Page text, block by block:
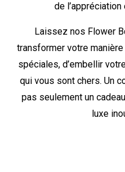
de
Laissez nos Flower
transformer votre
spéciales, d’embellir
qui vous sont chers. Un
pas seulement un
luxe